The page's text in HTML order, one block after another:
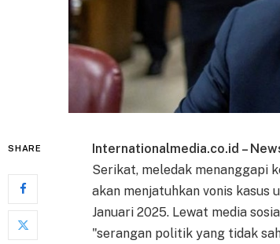
SHARE Internationalmedia.co.id –
Serikat, meledak menanggapi
akan menjatuhkan vonis
Januari 2025. Lewat media
"serangan politik yang tidak